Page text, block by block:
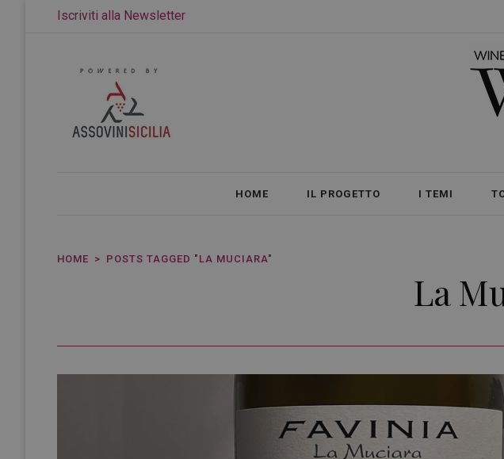
Iscriviti alla Newsletter
HOME IL PROGETTO I TEMI
HOME POSTS TAGGED "LA MUCIARA"
La